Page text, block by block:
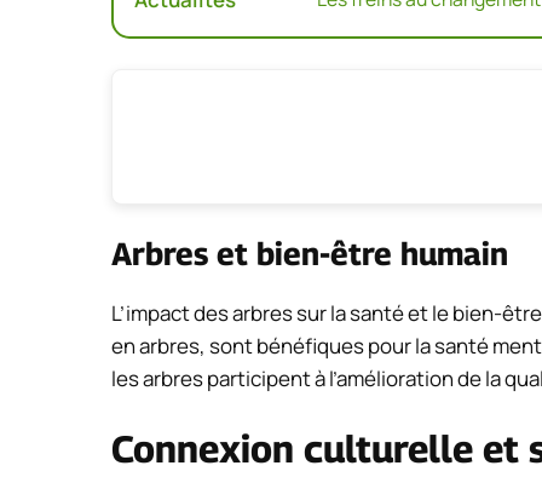
Arbres et bien-être humain
L’impact des arbres sur la santé et le bien-
en arbres, sont bénéfiques pour la santé
les arbres participent à l’amélioration de la
Connexion culturelle et